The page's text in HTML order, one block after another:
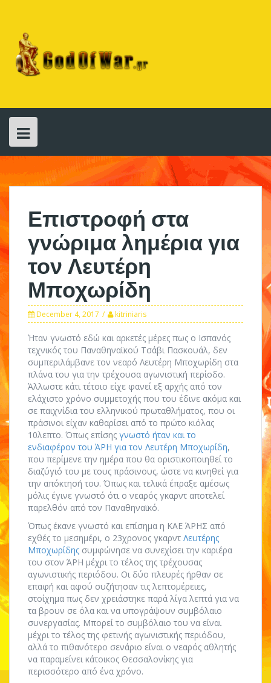
content
Επιστροφή στα
γνώριμα λημέρια για
τον Λευτέρη
Μποχωρίδη
December 4, 2017 kitriniaris
Ήταν γνωστό εδώ και αρκετές μέρες πως ο Ισπανός
τεχνικός του Παναθηναϊκού Τσάβι Πασκουάλ, δεν
συμπεριλάμβανε τον νεαρό Λευτέρη Μποχωρίδη στα
πλάνα του για την τρέχουσα αγωνιστική περίοδο.
Άλλωστε κάτι τέτοιο είχε φανεί εξ αρχής από τον
ελάχιστο χρόνο συμμετοχής που του έδινε ακόμα και
σε παιχνίδια του ελληνικού πρωταθλήματος, που οι
πράσινοι είχαν καθαρίσει από το πρώτο κιόλας
10λεπτο. Όπως επίσης γνωστό ήταν και το
ενδιαφέρον του ΆΡΗ για τον Λευτέρη Μποχωρίδη,
που περίμενε την ημέρα που θα οριστικοποιηθεί το
διαζύγιό του με τους πράσινους, ώστε να κινηθεί για
την απόκτησή του. Όπως και τελικά έπραξε αμέσως
μόλις έγινε γνωστό ότι ο νεαρός γκαρντ αποτελεί
παρελθόν από τον Παναθηναϊκό.
Όπως έκανε γνωστό και επίσημα η ΚΑΕ ΆΡΗΣ από
εχθές το μεσημέρι, ο 23χρονος γκαρντ Λευτέρης
Μποχωρίδης συμφώνησε να συνεχίσει την καριέρα
του στον ΆΡΗ μέχρι το τέλος της τρέχουσας
αγωνιστικής περιόδου. Οι δύο πλευρές ήρθαν σε
επαφή και αφού συζήτησαν τις λεπτομέρειες,
στοίχημα πως δεν χρειάστηκε παρά λίγα λεπτά για να
τα βρουν σε όλα και να υπογράψουν συμβόλαιο
συνεργασίας. Μπορεί το συμβόλαιο του να είναι
μέχρι το τέλος της φετινής αγωνιστικής περιόδου,
αλλά το πιθανότερο σενάριο είναι ο νεαρός αθλητής
να παραμείνει κάτοικος Θεσσαλονίκης για
περισσότερο από ένα χρόνο.